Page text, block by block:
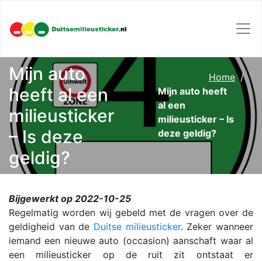
Mijn auto
heeft al een
milieusticker
– Is deze
geldig?
Home
Mijn auto heeft
al een
milieusticker – Is
deze geldig?
Bijgewerkt op 2022-10-25
Regelmatig worden wij gebeld met de vragen over de
geldigheid van de Duitse milieusticker. Zeker wanneer
iemand een nieuwe auto (occasion) aanschaft waar al
een milieusticker op de ruit zit ontstaat er